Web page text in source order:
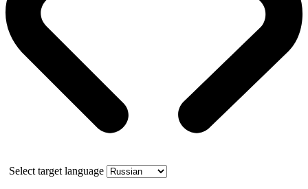
Select target language